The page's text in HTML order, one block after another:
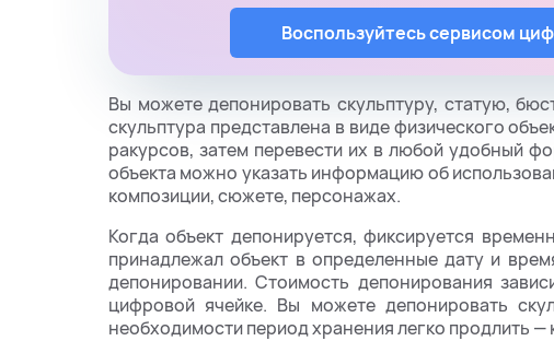
Воспользуйтесь сервисом
Вы можете депонировать скульптуру, статую,
скульптура представлена в виде физического
ракурсов, затем перевести их в любой удобный
объекта можно указать информацию об
композиции, сюжете, персонажах.
Когда объект депонируется, фиксируется
принадлежал объект в определенные дату и
депонировании. Стоимость депонирования
цифровой ячейке. Вы можете депонировать
необходимости период хранения легко продлить